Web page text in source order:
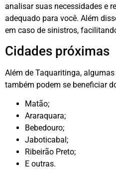
analisar suas necessidades e
adequado para você. Além
em caso de sinistros,
Cidades próximas
Além de Taquaritinga,
também podem se beneficiar
Matão;
Araraquara;
Bebedouro;
Jaboticabal;
Ribeirão Preto;
E outras.